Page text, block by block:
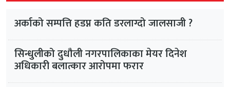
अर्काको सम्पत्ति हडप्न कति डरलाग्दो जालसाजी ?
सिन्धुलीको दुधौली नगरपालिकाका मेयर दिनेश
अधिकारी बलात्कार आरोपमा फरार